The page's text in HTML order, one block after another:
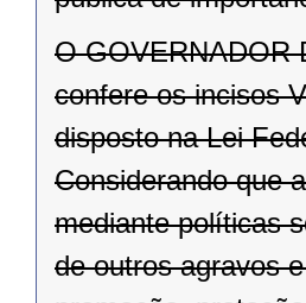
O GOVERNADOR
confere os incisos
disposto na Lei
Considerando que
mediante políticas
de outros agravos